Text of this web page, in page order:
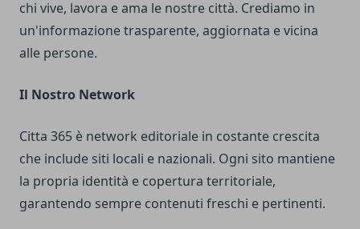
chi vive, lavora e ama le nostre città. Crediamo in
un'informazione trasparente, aggiornata e vicina
alle persone.
Il Nostro Network
Citta 365 è network editoriale in costante crescita
che include siti locali e nazionali. Ogni sito mantiene
la propria identità e copertura territoriale,
garantendo sempre contenuti freschi e pertinenti.